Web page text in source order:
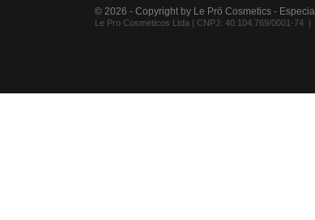
© 2026 - Copyright by Le Prö Cosmetics -
Le Pro Cosmeticos Ltda | CNPJ: 40.104.769/0001-74